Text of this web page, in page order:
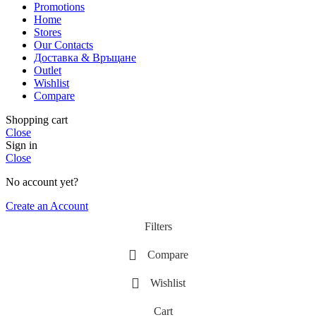
Promotions
Home
Stores
Our Contacts
Доставка & Връщане
Outlet
Wishlist
Compare
Shopping cart
Close
Sign in
Close
No account yet?
Create an Account
Filters
Compare
Wishlist
Cart